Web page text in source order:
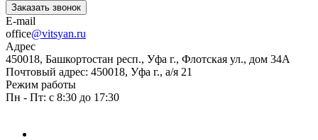
Заказать звонок
E-mail
office@vitsyan.ru
Адрес
450018, Башкортостан респ., Уфа г., Флотская ул., дом 34А
Почтовый адрес: 450018, Уфа г., а/я 21
Режим работы
Пн - Пт: с 8:30 до 17:30